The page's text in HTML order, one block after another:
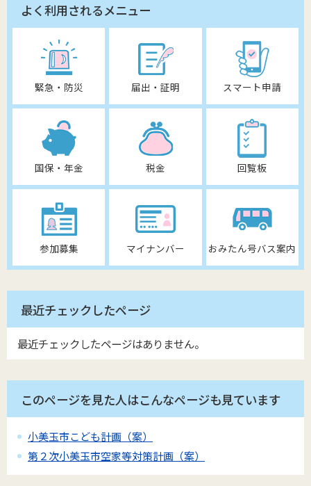
よく利用されるメニュー
緊急・防災 届出・証明 スマート申請
国保・年金 税金 回覧板
参加募集 マイナンバー おみたん号バス案内
最近チェックしたページ
最近チェックしたページはありません。
このページを見た人はこんなページも見ています
小美玉市こども計画（案）
第２次小美玉市空家等対策計画（案）